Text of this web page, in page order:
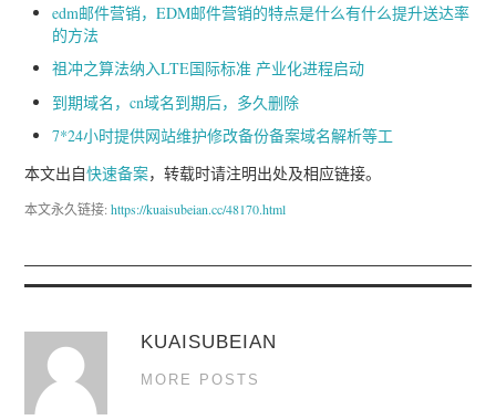
edm邮件营销，EDM邮件营销的特点是什么有什么提升送达率
的方法
祖冲之算法纳入LTE国际标准 产业化进程启动
到期域名，cn域名到期后，多久删除
7*24小时提供网站维护修改备份备案域名解析等工
本文出自快速备案，转载时请注明出处及相应链接。
本文永久链接:https://kuaisubeian.cc/48170.html
KUAISUBEIAN
MORE POSTS